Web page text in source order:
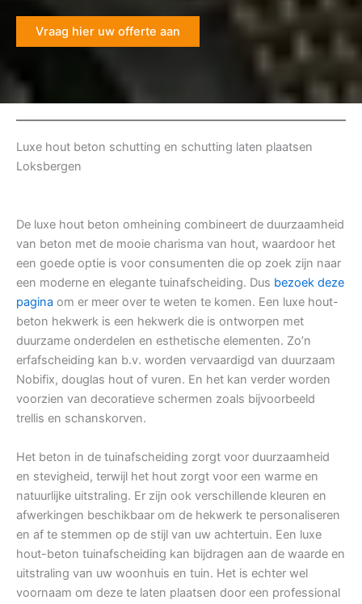
Vraag hier uw offerte aan
Luxe hout beton schutting en schutting laten plaatsen
Loksbergen
De luxe hout beton omheining combineert de duurzaamheid
van beton met de mooie charisma van hout, waardoor het
een goede optie is voor consumenten die op zoek zijn naar
een moderne en elegante tuinafscheiding. Dus bezoek deze
pagina om er meer over te weten te komen. Een luxe hout-
beton hekwerk is een hekwerk die is ontworpen met
duurzame onderdelen en esthetische elementen. Zo’n
erfafscheiding kan b.v. worden vervaardigd van duurzaam
Nobifix, douglas hout of vuren. En het kan verder worden
voorzien van decoratieve schermen zoals bijvoorbeeld
trellis en schanskorven.
Het beton in de tuinafscheiding zorgt voor duurzaamheid
en stevigheid, terwijl het hout zorgt voor een warme en
natuurlijke uitstraling. Er zijn ook verschillende kleuren en
afwerkingen beschikbaar om de hekwerk te personaliseren
en af te stemmen op de stijl van uw achtertuin. Een luxe
hout-beton tuinafscheiding kan bijdragen aan de waarde en
uitstraling van uw woonhuis en tuin. Het is echter wel
voornaam om deze te laten plaatsen door een professional